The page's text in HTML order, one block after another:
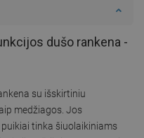
dušo rankena -
su išskirtiniu
medžiagos. Jos
tinka šiuolaikiniams